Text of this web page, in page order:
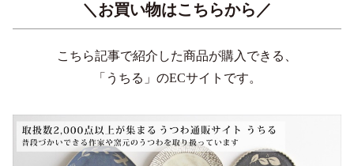
＼お買い物はこちらから／
こちら記事で紹介した商品が購入できる、
「うちる」のECサイトです。